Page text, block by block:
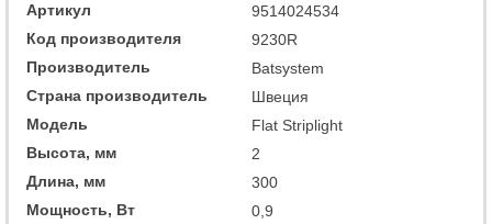
Артикул
9514024534
Код производителя
9230R
Производитель
Batsystem
Страна производитель
Швеция
Модель
Flat Striplight
Высота, мм
2
Длина, мм
300
Мощность, Вт
0,9